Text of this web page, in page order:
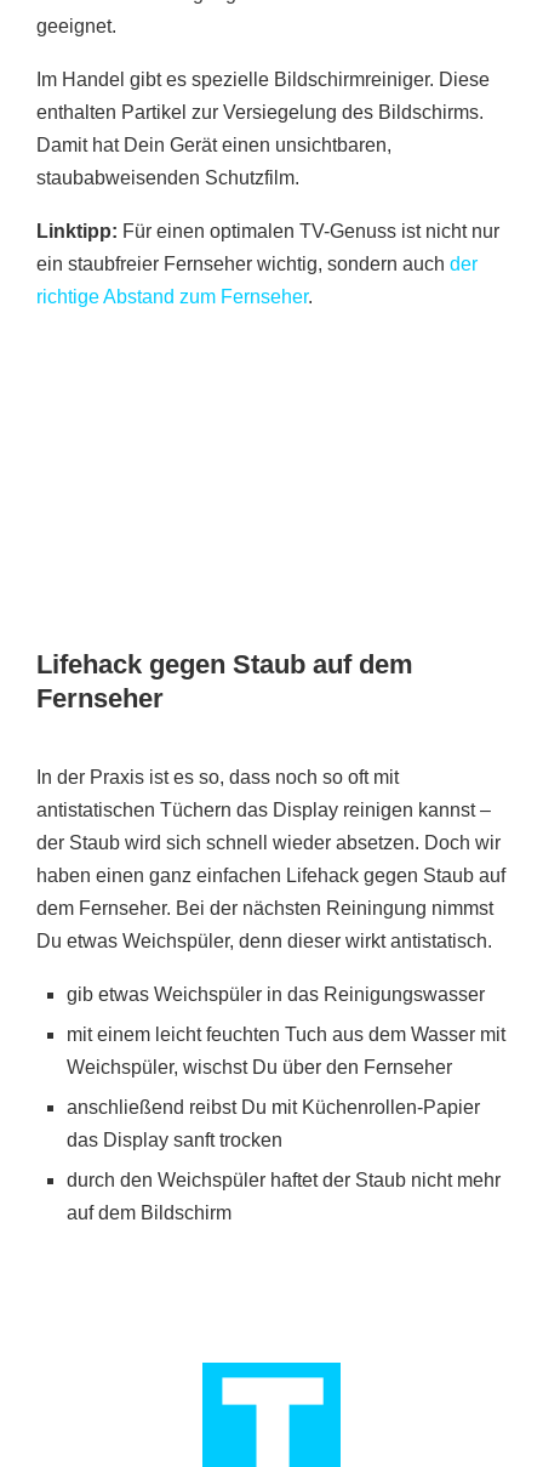
geeignet.
Im Handel gibt es spezielle Bildschirmreiniger. Diese
enthalten Partikel zur Versiegelung des Bildschirms.
Damit hat Dein Gerät einen unsichtbaren,
staubabweisenden Schutzfilm.
Linktipp: Für einen optimalen TV-Genuss ist nicht nur
ein staubfreier Fernseher wichtig, sondern auch der
richtige Abstand zum Fernseher.
Lifehack gegen Staub auf dem
Fernseher
In der Praxis ist es so, dass noch so oft mit
antistatischen Tüchern das Display reinigen kannst –
der Staub wird sich schnell wieder absetzen. Doch wir
haben einen ganz einfachen Lifehack gegen Staub auf
dem Fernseher. Bei der nächsten Reiningung nimmst
Du etwas Weichspüler, denn dieser wirkt antistatisch.
gib etwas Weichspüler in das Reinigungswasser
mit einem leicht feuchten Tuch aus dem Wasser mit
Weichspüler, wischst Du über den Fernseher
anschließend reibst Du mit Küchenrollen-Papier
das Display sanft trocken
durch den Weichspüler haftet der Staub nicht mehr
auf dem Bildschirm